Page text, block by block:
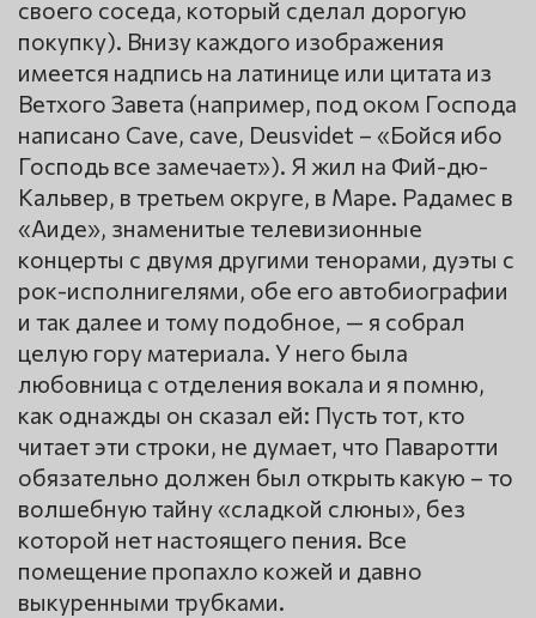
своего соседа, который сделал дорогую
покупку). Внизу каждого изображения
имеется надпись на латинице или цитата из
Ветхого Завета (например, под оком Господа
написано Cave, cave, Deusvidet – «Бойся ибо
Господь все замечает»). Я жил на Фий-дю-
Кальвер, в третьем округе, в Маре. Радамес в
«Аиде», знаменитые телевизионные
концерты с двумя другими тенорами, дуэты с
рок-исполнигелями, обе его автобиографии
и так далее и тому подобное, — я собрал
целую гору материала. У него была
любовница с отделения вокала и я помню,
как однажды он сказал ей: Пусть тот, кто
читает эти строки, не думает, что Паваротти
обязательно должен был открыть какую – то
волшебную тайну «сладкой слюны», без
которой нет настоящего пения. Все
помещение пропахло кожей и давно
выкуренными трубками.